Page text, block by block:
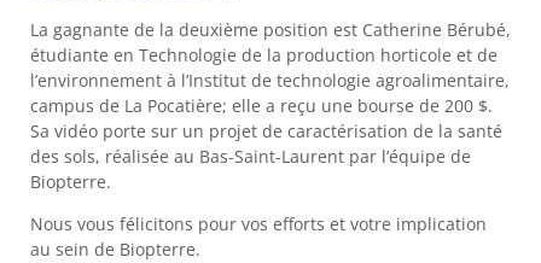
La gagnante de la deuxième position est Catherine Bérubé,
étudiante en Technologie de la production horticole et de
l’environnement à l’Institut de technologie agroalimentaire,
campus de La Pocatière; elle a reçu une bourse de 200 $.
Sa vidéo porte sur un projet de caractérisation de la santé
des sols, réalisée au Bas-Saint-Laurent par l’équipe de
Biopterre.
Nous vous félicitons pour vos efforts et votre implication
au sein de Biopterre.